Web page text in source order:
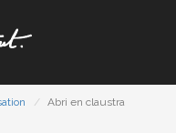
Abri en claustra